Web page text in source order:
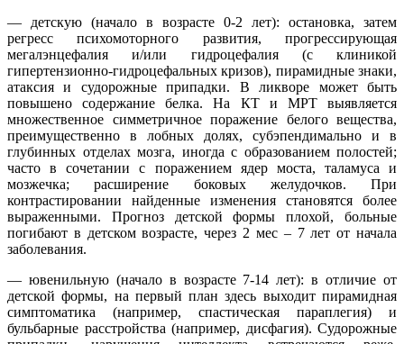
— детскую (начало в возрасте 0-2 лет): остановка, затем
регресс психомоторного развития, прогрессирующая
мегалэнцефалия и/или гидроцефалия (с клиникой
гипертензионно-гидроцефальных кризов), пирамидные знаки,
атаксия и судорожные припадки. В ликворе может быть
повышено содержание белка. На КТ и МРТ выявляется
множественное симметричное поражение белого вещества,
преимущественно в лобных долях, субэпендимально и в
глубинных отделах мозга, иногда с образованием полостей;
часто в сочетании с поражением ядер моста, таламуса и
мозжечка; расширение боковых желудочков. При
контрастировании найденные изменения становятся более
выраженными. Прогноз детской формы плохой, больные
погибают в детском возрасте, через 2 мес – 7 лет от начала
заболевания.
— ювенильную (начало в возрасте 7-14 лет): в отличие от
детской формы, на первый план здесь выходит пирамидная
симптоматика (например, спастическая параплегия) и
бульбарные расстройства (например, дисфагия). Судорожные